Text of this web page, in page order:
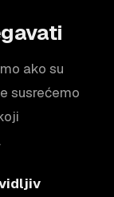
ako su
susrećemo